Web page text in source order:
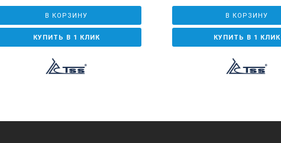
В КОРЗИНУ
КУПИТЬ В 1 КЛИК
В КОРЗИНУ
КУПИТЬ В 1 КЛИК